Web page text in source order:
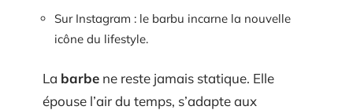
Sur Instagram : le barbu incarne la nouvelle
icône du lifestyle.
La barbe ne reste jamais statique. Elle
épouse l’air du temps, s’adapte aux